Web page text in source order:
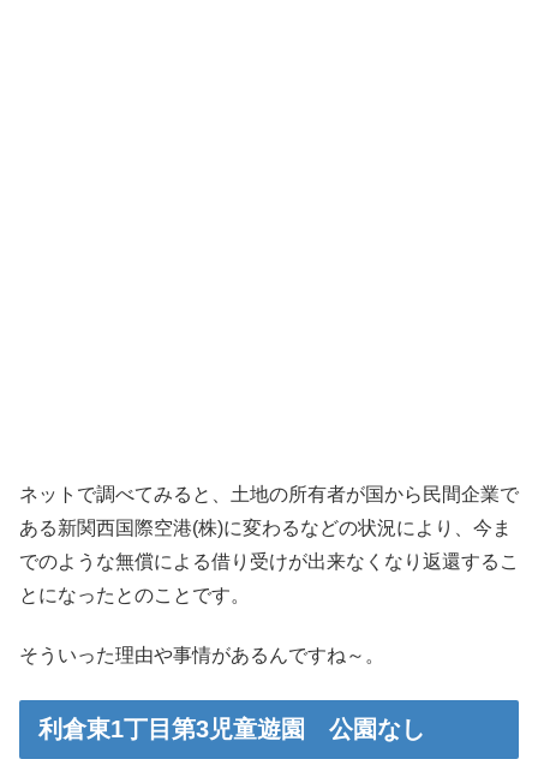
ネットで調べてみると、土地の所有者が国から民間企業で
ある新関西国際空港(株)に変わるなどの状況により、今ま
でのような無償による借り受けが出来なくなり返還するこ
とになったとのことです。
そういった理由や事情があるんですね～。
利倉東1丁目第3児童遊園 公園なし